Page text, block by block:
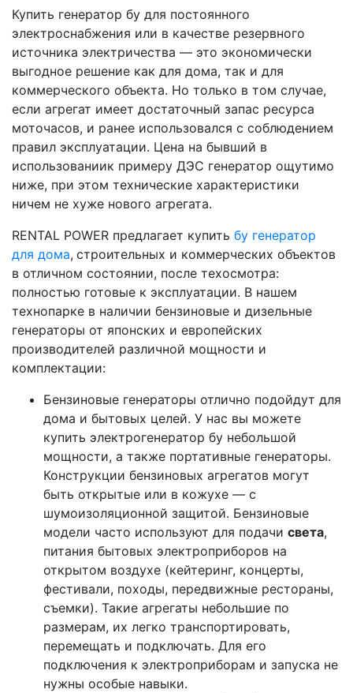
Купить генератор бу для постоянного
электроснабжения или в качестве резервного
источника электричества — это экономически
выгодное решение как для дома, так и для
коммерческого объекта. Но только в том случае,
если агрегат имеет достаточный запас ресурса
моточасов, и ранее использовался с соблюдением
правил эксплуатации. Цена на бывший в
использованиик примеру ДЭС генератор ощутимо
ниже, при этом технические характеристики
ничем не хуже нового агрегата.
RENTAL POWER предлагает купить бу генератор
для дома, строительных и коммерческих объектов
в отличном состоянии, после техосмотра:
полностью готовые к эксплуатации. В нашем
технопарке в наличии бензиновые и дизельные
генераторы от японских и европейских
производителей различной мощности и
комплектации:
Бензиновые генераторы отлично подойдут для
дома и бытовых целей. У нас вы можете
купить электрогенератор бу небольшой
мощности, а также портативные генераторы.
Конструкции бензиновых агрегатов могут
быть открытые или в кожухе — с
шумоизоляционной защитой. Бензиновые
модели часто используют для подачи света,
питания бытовых электроприборов на
открытом воздухе (кейтеринг, концерты,
фестивали, походы, передвижные рестораны,
съемки). Такие агрегаты небольшие по
размерам, их легко транспортировать,
перемещать и подключать. Для его
подключения к электроприборам и запуска не
нужны особые навыки.